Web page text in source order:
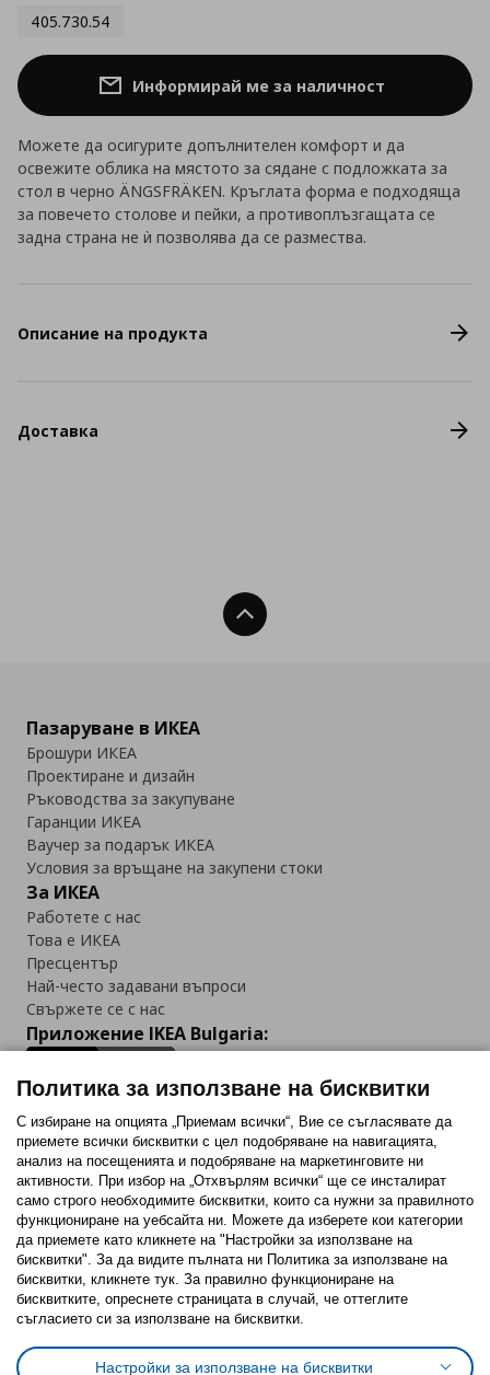
405.730.54
Информирай ме за наличност
Можете да осигурите допълнителен комфорт и да
освежите облика на мястото за сядане с подложката за
стол в черно ÄNGSFRÄKEN. Кръглата форма е подходяща
за повечето столове и пейки, а противоплъзгащата се
задна страна не ѝ позволява да се размества.
Описание на продукта
Доставка
Нагоре
Пазаруване в ИКЕА
Брошури ИКЕА
Проектиране и дизайн
Ръководства за закупуване
Гаранции ИКЕА
Ваучер за подарък ИКЕА
Условия за връщане на закупени стоки
За ИКЕА
Работете с нас
Това е ИКЕА
Пресцентър
Най-често задавани въпроси
Свържете се с нас
Приложение IKEA Bulgaria:
Последвайте ни:
FacebookTwitterYoutubePinterestInstagram
Политика за използване на бисквитки (Cookies)
Избор на настройки за използване на бисквитки
Условия за ползване на ikea.bgОбща политика за личните данни
Политика за използване на бисквитки
С избиране на опцията „Приемам всички“, Вие се съгласявате да
приемете всички бисквитки с цел подобряване на навигацията,
анализ на посещенията и подобряване на маркетинговите ни
активности. При избор на „Отхвърлям всички“ ще се инсталират
само строго необходимитe бисквитки, които са нужни за правилното
функциониране на уебсайта ни. Можете да изберете кои категории
да приемете като кликнете на "Настройки за използване на
бисквитки". За да видите пълната ни Политика за използване на
бисквитки, кликнете тук. За правилно функциониране на
бисквитките, опреснете страницата в случай, че оттеглите
съгласието си за използване на бисквитки.
Настройки за използване на бисквитки